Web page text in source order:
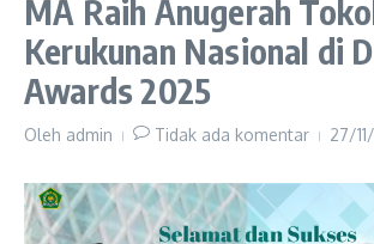
MA Raih Anugerah
Kerukunan Nasional di
Awards 2025
Oleh admin Tidak ada komentar 27/